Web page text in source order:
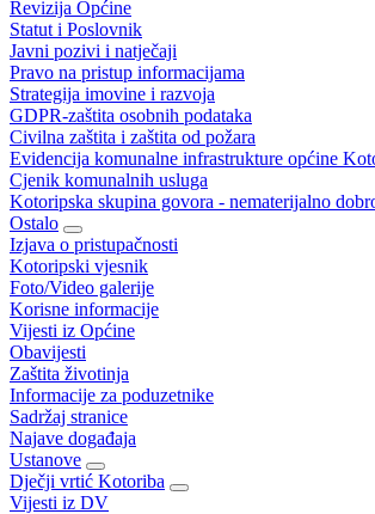
Revizija Općine
Statut i Poslovnik
Javni pozivi i natječaji
Pravo na pristup informacijama
Strategija imovine i razvoja
GDPR-zaštita osobnih podataka
Civilna zaštita i zaštita od požara
Evidencija komunalne infrastrukture općine
Cjenik komunalnih usluga
Kotoripska skupina govora - nematerijalno
Ostalo
Izjava o pristupačnosti
Kotoripski vjesnik
Foto/Video galerije
Korisne informacije
Vijesti iz Općine
Obavijesti
Zaštita životinja
Informacije za poduzetnike
Sadržaj stranice
Najave događaja
Ustanove
Dječji vrtić Kotoriba
Vijesti iz DV